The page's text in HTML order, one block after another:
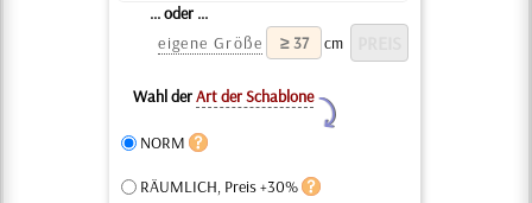
... oder ...
eigene Größe
cm
Wahl derArt der Schablone
Y
NORM
RÄUMLICH, Preis +30%